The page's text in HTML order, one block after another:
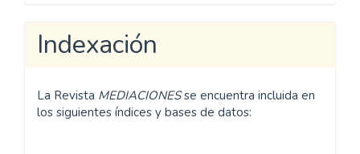
Indexación
La Revista MEDIACIONESse encuentra incluida en
los siguientes índices y bases de datos: